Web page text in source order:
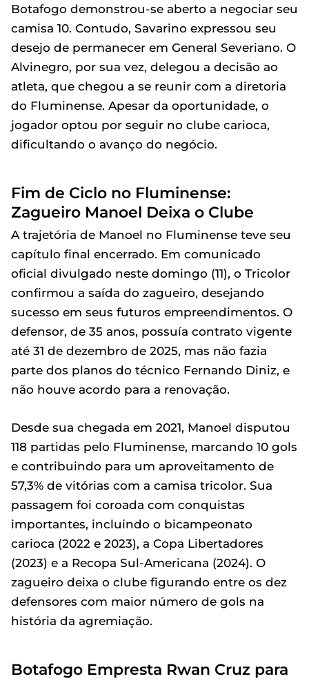
Botafogo demonstrou-se aberto a negociar seu
camisa 10. Contudo, Savarino expressou seu
desejo de permanecer em General Severiano. O
Alvinegro, por sua vez, delegou a decisão ao
atleta, que chegou a se reunir com a diretoria
do Fluminense. Apesar da oportunidade, o
jogador optou por seguir no clube carioca,
dificultando o avanço do negócio.
Fim de Ciclo no Fluminense:
Zagueiro Manoel Deixa o Clube
A trajetória de Manoel no Fluminense teve seu
capítulo final encerrado. Em comunicado
oficial divulgado neste domingo (11), o Tricolor
confirmou a saída do zagueiro, desejando
sucesso em seus futuros empreendimentos. O
defensor, de 35 anos, possuía contrato vigente
até 31 de dezembro de 2025, mas não fazia
parte dos planos do técnico Fernando Diniz, e
não houve acordo para a renovação.
Desde sua chegada em 2021, Manoel disputou
118 partidas pelo Fluminense, marcando 10 gols
e contribuindo para um aproveitamento de
57,3% de vitórias com a camisa tricolor. Sua
passagem foi coroada com conquistas
importantes, incluindo o bicampeonato
carioca (2022 e 2023), a Copa Libertadores
(2023) e a Recopa Sul-Americana (2024). O
zagueiro deixa o clube figurando entre os dez
defensores com maior número de gols na
história da agremiação.
Botafogo Empresta Rwan Cruz para